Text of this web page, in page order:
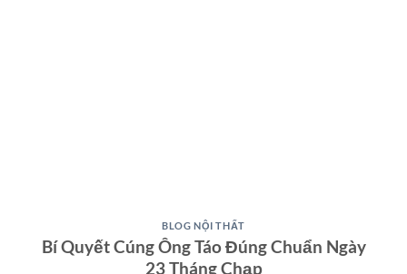
BLOG NỘI THẤT
Bí Quyết Cúng Ông Táo Đúng Chuẩn Ngày
23 Tháng Chạp